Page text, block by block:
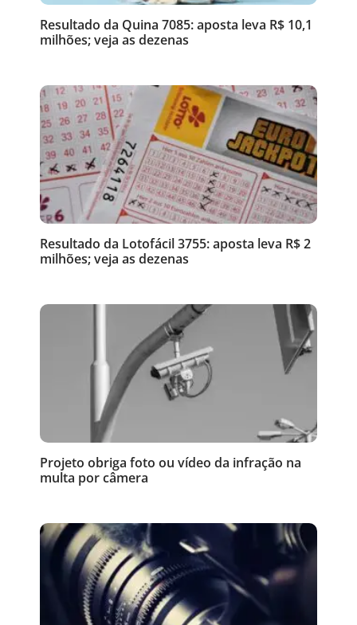
Resultado da Quina 7085: aposta leva R$ 10,1
milhões; veja as dezenas
Resultado da Lotofácil 3755: aposta leva R$ 2
milhões; veja as dezenas
Projeto obriga foto ou vídeo da infração na
multa por câmera